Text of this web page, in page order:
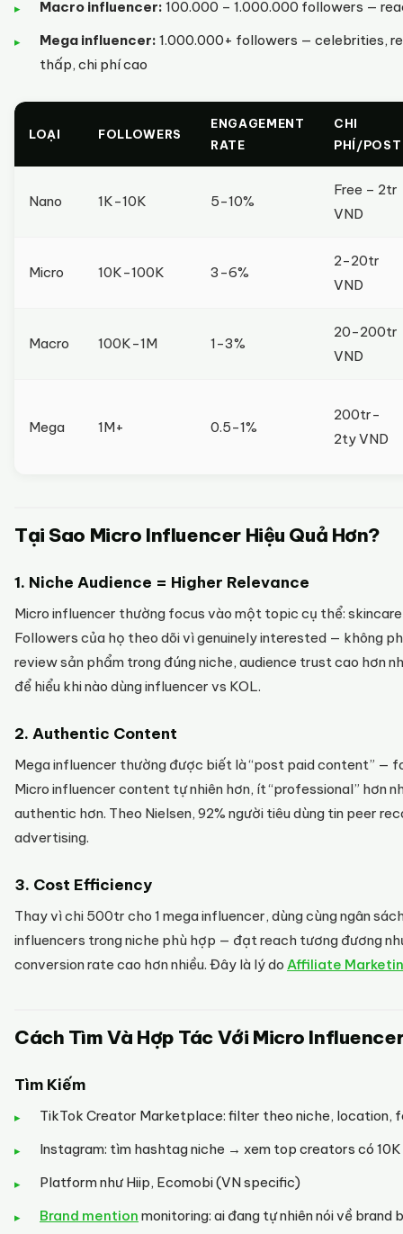
Macro influencer: 100.000 – 1.000.000 followers —
Mega influencer: 1.000.000+ followers — celebrities,
thấp, chi phí cao
LOẠI FOLLOWERS
ENGAGEMENT
RATE
CHI
PHÍ/POST
Nano 1K-10K 5-10%
Free – 2tr
VND
Micro 10K-100K 3-6%
2-20tr
VND
Macro 100K-1M 1-3%
20-200tr
VND
Mega 1M+ 0.5-1%
200tr-
2ty VND
Tại Sao Micro Influencer Hiệu Quả Hơn?
1. Niche Audience = Higher Relevance
Micro influencer thường focus vào một topic cụ thể:
Followers của họ theo dõi vì genuinely interested — không
review sản phẩm trong đúng niche, audience trust cao hơn
để hiểu khi nào dùng influencer vs KOL.
2. Authentic Content
Mega influencer thường được biết là “post paid content” —
Micro influencer content tự nhiên hơn, ít “professional” hơn
authentic hơn. Theo Nielsen, 92% người tiêu dùng tin peer
advertising.
3. Cost Efficiency
Thay vì chi 500tr cho 1 mega influencer, dùng cùng ngân
influencers trong niche phù hợp — đạt reach tương đương
conversion rate cao hơn nhiều. Đây là lý do Affiliate
Cách Tìm Và Hợp Tác Với Micro
Tìm Kiếm
TikTok Creator Marketplace: filter theo niche, location,
Instagram: tìm hashtag niche → xem top creators có
Platform như Hiip, Ecomobi (VN specific)
Brand mention monitoring: ai đang tự nhiên nói về brand